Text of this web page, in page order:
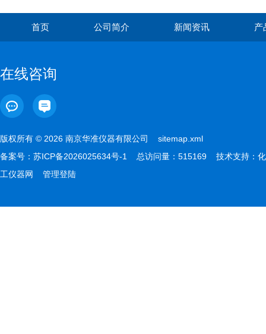
首页 公司简介 新闻资讯 产
在线咨询
版权所有 © 2026 南京华准仪器有限公司 sitemap.xml
备案号： 苏ICP备2026025634号-1 总访问量：515169 技术支持： 化
工仪器网
管理登陆